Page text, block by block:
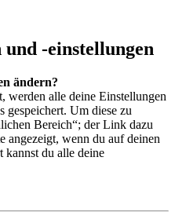
-einstellungen
ändern?
werden alle deine Einstellungen
gespeichert. Um diese zu
Bereich“; der Link dazu
angezeigt, wenn du auf deinen
kannst du alle deine